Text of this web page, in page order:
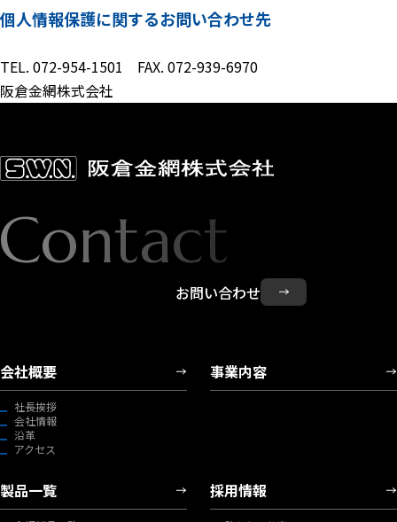
個人情報保護に関するお問い合わせ先
TEL. 072-954-1501 FAX. 072-939-6970
阪倉金網株式会社
会社概要
社長挨拶
会社情報
沿革
アクセス
事業内容
製品一覧 採用情報
お問い合わせ